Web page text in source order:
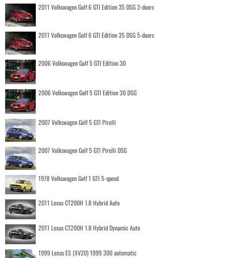
2011 Volkswagen Golf 6 GTI Edition 35 DSG 3-doors
2011 Volkswagen Golf 6 GTI Edition 35 DSG 5-doors
2006 Volkswagen Golf 5 GTI Edition 30
2006 Volkswagen Golf 5 GTI Edition 30 DSG
2007 Volkswagen Golf 5 GTI Pirelli
2007 Volkswagen Golf 5 GTI Pirelli DSG
1978 Volkswagen Golf 1 GTI 5-speed
2011 Lexus CT200H 1.8 Hybrid Auto
2011 Lexus CT200H 1.8 Hybrid Dynamic Auto
1999 Lexus ES (XV20) 1999 300 automatic